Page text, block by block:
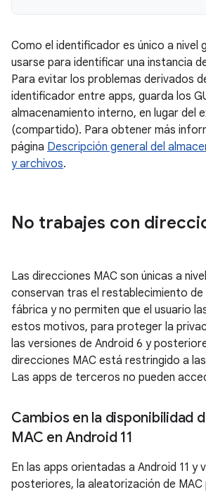
Como el identificador es único a nivel
usarse para identificar una instancia
Para evitar los problemas derivados
identificador entre apps, guarda los
almacenamiento interno, en lugar del
(compartido). Para obtener más
página Descripción general del
y archivos.
No trabajes con
Las direcciones MAC son únicas a
conservan tras el restablecimiento de
fábrica y no permiten que el usuario
estos motivos, para proteger la
las versiones de Android 6 y
direcciones MAC está restringido a
Las apps de terceros no pueden
Cambios en la disponibilidad
MAC en Android 11
En las apps orientadas a Android 11 y
posteriores, la aleatorización de MAC